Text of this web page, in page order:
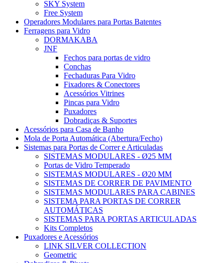
SKY System
Free System
Operadores Modulares para Portas Batentes
Ferragens para Vidro
DORMAKABA
JNF
Fechos para portas de vidro
Conchas
Fechaduras Para Vidro
Fixadores & Conectores
Acessórios Vitrines
Pincas para Vidro
Puxadores
Dobradiças & Suportes
Acessórios para Casa de Banho
Mola de Porta Automática (Abertura/Fecho)
Sistemas para Portas de Correr e Articuladas
SISTEMAS MODULARES - Ø25 MM
Portas de Vidro Temperado
SISTEMAS MODULARES - Ø20 MM
SISTEMAS DE CORRER DE PAVIMENTO
SISTEMAS MODULARES PARA CABINES
SISTEMA PARA PORTAS DE CORRER
AUTOMÁTICAS
SISTEMAS PARA PORTAS ARTICULADAS
Kits Completos
Puxadores e Acessórios
LINK SILVER COLLECTION
Geometric